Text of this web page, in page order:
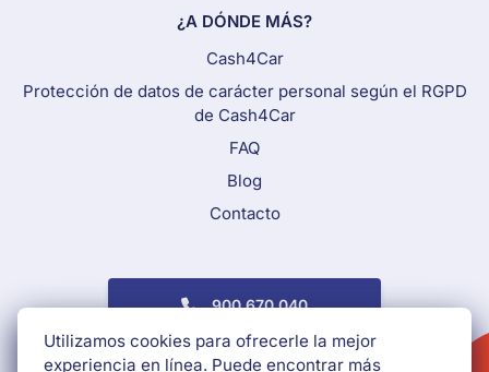
¿A DÓNDE MÁS?
Cash4Car
Protección de datos de carácter personal según el RGPD
de Cash4Car
FAQ
Blog
Contacto
Call To Action Menu
900 670 040
DINERO AL INSTANTE
Utilizamos cookies para ofrecerle la mejor
experiencia en línea. Puede encontrar más